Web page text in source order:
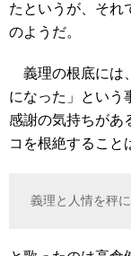
たというが、それ
のようだ。
義理の根底には
になった」という
感謝の気持ちがあ
コを根絶すること
義理と人情を秤